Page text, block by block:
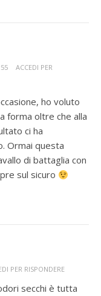
ACCEDI PER
ho voluto
forma oltre che alla
ci ha
Ormai questa
di battaglia con
sul sicuro
PER RISPONDERE
secchi è tutta